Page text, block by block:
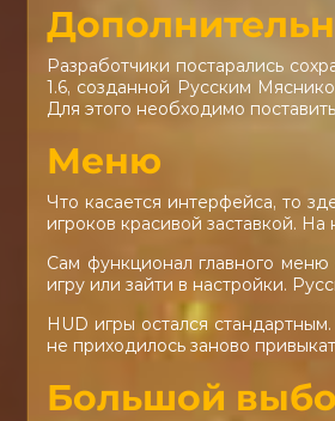
Разработчики постарались
1.6, созданной Русским
Для этого необходимо
Меню
Что касается интерфейса, то
игроков красивой заставкой.
Сам функционал главного
игру или зайти в настройки.
HUD игры остался
не приходилось заново
Большой